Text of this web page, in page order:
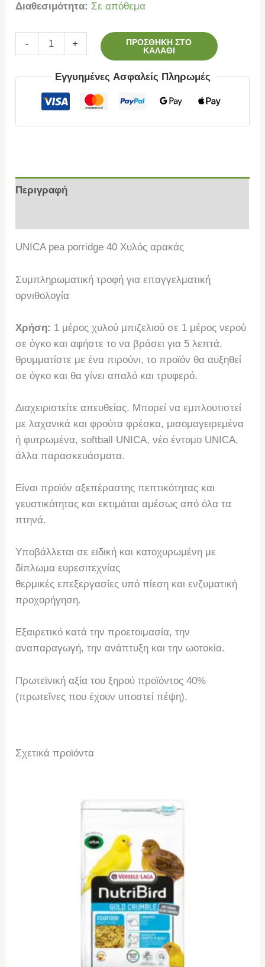
Διαθεσιμότητα: Σε απόθεμα
- +
ΠΡΟΣΘΉΚΗ ΣΤΟ
ΚΑΛΆΘΙ
Εγγυημένες Ασφαλείς Πληρωμές
Περιγραφή
UNICA pea porridge 40 Χυλός αρακάς
Συμπληρωματική τροφή για επαγγελματική
ορνιθολογία
Χρήση: 1 μέρος χυλού μπιζελιού σε 1 μέρος νερού
σε όγκο και αφήστε το να βράσει για 5 λεπτά,
θρυμματίστε με ένα πιρούνι, το προϊόν θα αυξηθεί
σε όγκο και θα γίνει απαλό και τρυφερό.
Διαχειριστείτε απευθείας. Μπορεί να εμπλουτιστεί
με λαχανικά και φρούτα φρέσκα, μισομαγειρεμένα
ή φυτρωμένα, softball UNICA, νέο έντομο UNICA,
άλλα παρασκευάσματα.
Είναι προϊόν αξεπέραστης πεπτικότητας και
γευστικότητας και εκτιμάται αμέσως από όλα τα
πτηνά.
Υποβάλλεται σε ειδική και κατοχυρωμένη με
δίπλωμα ευρεσιτεχνίας
θερμικές επεξεργασίες υπό πίεση και ενζυματική
προχορήγηση.
Εξαιρετικό κατά την προετοιμασία, την
αναπαραγωγή, την ανάπτυξη και την ωοτοκία.
Πρωτεϊνική αξία του ξηρού προϊόντος 40%
(πρωτεΐνες που έχουν υποστεί πέψη).
Σχετικά προϊόντα